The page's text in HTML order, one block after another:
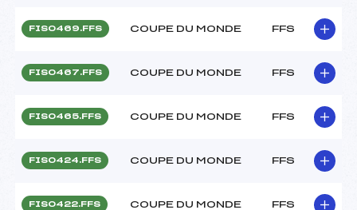
FIS0469.FFS COUPE DU MONDE FFS
FIS0467.FFS COUPE DU MONDE FFS
FIS0465.FFS COUPE DU MONDE FFS
FIS0424.FFS COUPE DU MONDE FFS
FIS0422.FFS COUPE DU MONDE FFS